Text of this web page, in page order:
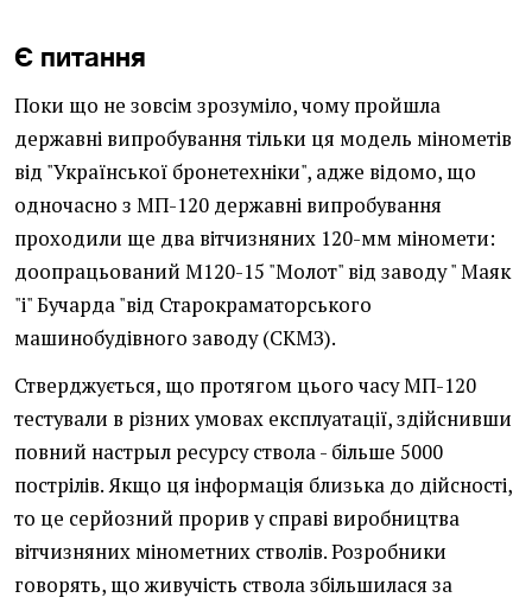
Є питання
Поки що не зовсім зрозуміло, чому пройшла
державні випробування тільки ця модель мінометів
від "Української бронетехніки", адже відомо, що
одночасно з МП-120 державні випробування
проходили ще два вітчизняних 120-мм міномети:
доопрацьований М120-15 "Молот" від заводу " Маяк
"і" Бучарда "від Старокраматорського
машинобудівного заводу (СКМЗ).
Стверджується, що протягом цього часу МП-120
тестували в різних умовах експлуатації, здійснивши
повний настрыл ресурсу ствола - більше 5000
пострілів. Якщо ця інформація близька до дійсності,
то це серйозний прорив у справі виробництва
вітчизняних мінометних стволів. Розробники
говорять, що живучість ствола збільшилася за